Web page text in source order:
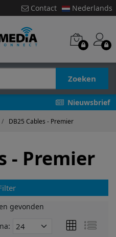
Contact Nederlands
Zoeken
Nieuwsbrief
DB25 Cables - Premier
- Premier
gevonden